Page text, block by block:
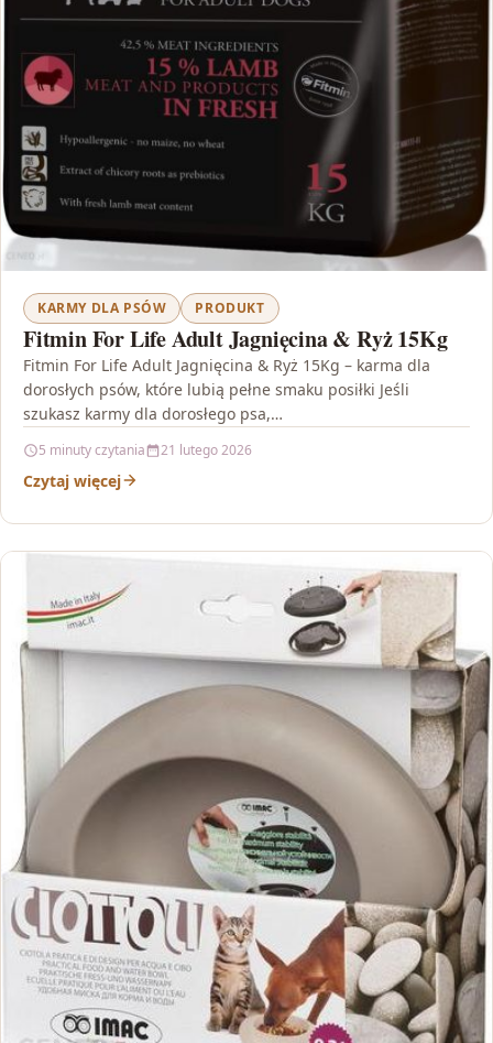
KARMY DLA PSÓW PRODUKT
Fitmin For Life Adult Jagnięcina & Ryż 15Kg
Fitmin For Life Adult Jagnięcina & Ryż 15Kg – karma dla
dorosłych psów, które lubią pełne smaku posiłki Jeśli
szukasz karmy dla dorosłego psa,…
5 minuty czytania 21 lutego 2026
Czytaj więcej